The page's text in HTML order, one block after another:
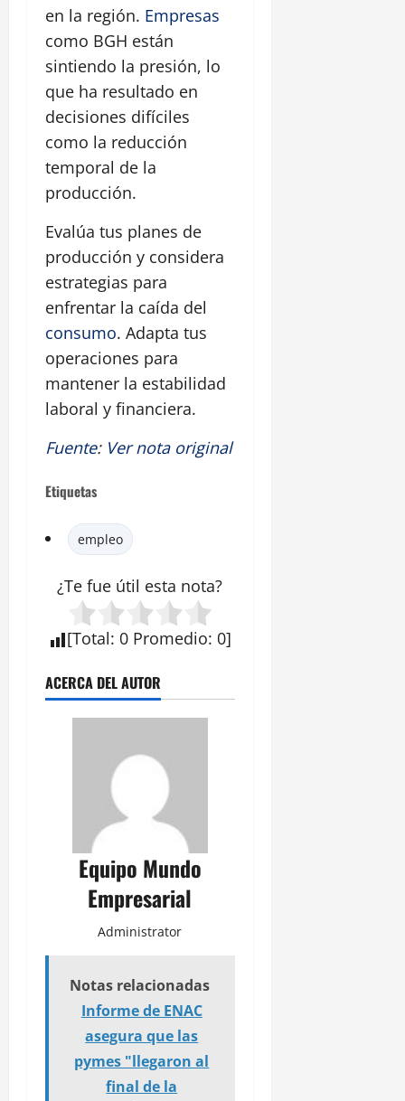
en la región. Empresas
como BGH están
sintiendo la presión, lo
que ha resultado en
decisiones difíciles
como la reducción
temporal de la
producción.
Evalúa tus planes de
producción y considera
estrategias para
enfrentar la caída del
consumo. Adapta tus
operaciones para
mantener la estabilidad
laboral y financiera.
Fuente: Ver nota original
Etiquetas
empleo
¿Te fue útil esta nota?
[Total: 0 Promedio: 0]
ACERCA DEL AUTOR
Equipo Mundo
Empresarial
Administrator
Notas relacionadas
Informe de ENAC
asegura que las
pymes "llegaron al
final de la